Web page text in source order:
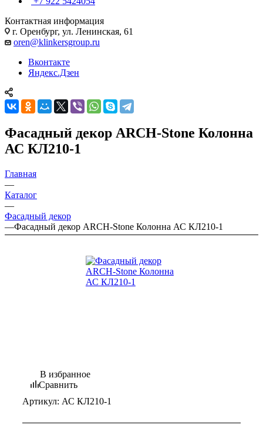
Контактная информация
г. Оренбург, ул. Ленинская, 61
oren@klinkersgroup.ru
Вконтакте
Яндекс.Дзен
Фасадный декор ARCH-Stone Колонна
АС КЛ210-1
Главная
—
Каталог
—
Фасадный декор
—Фасадный декор ARCH-Stone Колонна АС КЛ210-1
В избранное
Сравнить
Артикул: АС КЛ210-1